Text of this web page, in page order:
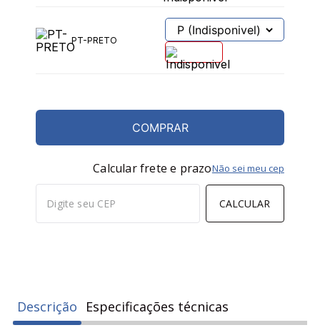
COMPRAR
Calcular frete e prazoNão sei meu cep